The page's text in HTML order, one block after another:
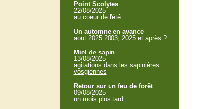
Point Scolytes
22/08/2025
au coeur de l'été
Un automne en avance
aout 2025 2003, 2025 et après ?
Miel de sapin
13/08/2025
agitations dans les sapinières
vosgiennes
Retour sur un feu de forêt
09/08/2025
un mois plus tard